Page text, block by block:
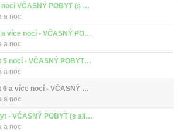
Lázeňský pobyt Light 5 nocí VČASNÝ POBYT (s all inclusive)
a noc
Lázeňský pobyt Light 6 a více nocí - VČASNÝ POBYT (s all inclusive)
a noc
Tradiční lázeňský pobyt 5 nocí - VČASNÝ POBYT (s all inclusive)
a noc
Tradiční lázeňský pobyt 6 a více nocí - VČASNÝ POBYT (s all inclusive)
a noc
Intenzivní lázeňský pobyt - VČASNÝ POBYT (s all inclusive)
a noc